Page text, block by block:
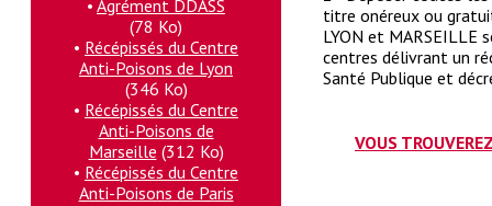
• Agrément DDASS
(78 Ko)
• Récépissés du Centre
Anti-Poisons de Lyon
(346 Ko)
• Récépissés du Centre
Anti-Poisons de
Marseille (312 Ko)
• Récépissés du Centre
Anti-Poisons de Paris
titre onéreux ou
LYON et MARSEILLE
centres délivrant un
Santé Publique et
VOUS